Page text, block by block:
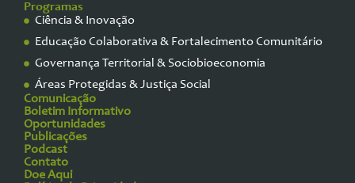
Programas
Ciência & Inovação
Educação Colaborativa & Fortalecimento Comunitário
Governança Territorial & Sociobioeconomia
Áreas Protegidas & Justiça Social
Comunicação
Boletim Informativo
Oportunidades
Publicações
Podcast
Contato
Doe Aqui